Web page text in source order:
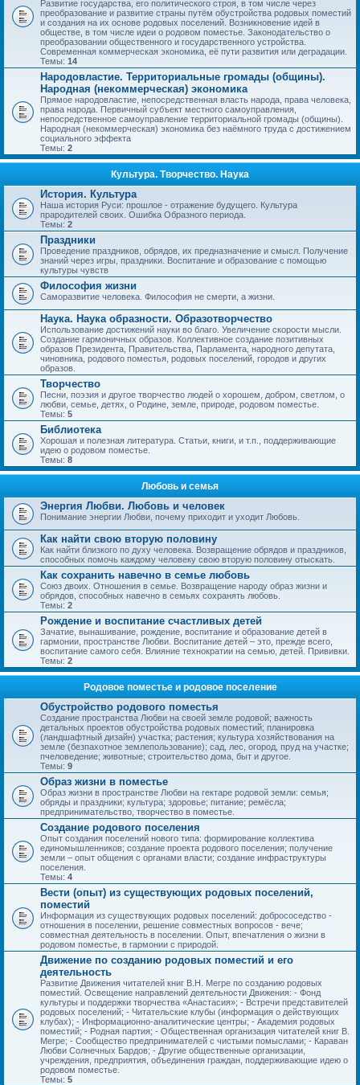
Развитие государства, его политического строя, в том числе через
преобразование и развитие страны путём обустройства родовых поместий
и создания на их основе родовых поселений. Возникновение идей в
обществе, в том числе идеи о родовом поместье. Законодательство о
преобразовании общественного и государственного устройства.
Современная коммерческая экономика, её пути развития или деградации.
Темы: 14
Народовластие. Территориальные громады (общины).
Народная (некоммерческая) экономика
Прямое народовластие, непосредственная власть народа, права человека,
права народа. Первичный субъект местного самоуправления,
непосредственное самоуправление территориальной громады (общины).
Народная (некоммерческая) экономика без наёмного труда с достижением
социального эффекта
Темы: 2
Культура. Творчество. Наука
История. Культура
Наша история Руси: прошлое - отражение будущего. Культура
прародителей своих. Ошибка Образного периода.
Темы: 2
Праздники
Проведение праздников, обрядов, их предназначение и смысл. Получение
знаний через игры, праздники. Воспитание и образование с помощью
культуры чувств
Философия жизни
Саморазвитие человека. Философия не смерти, а жизни.
Наука. Наука образности. Образотворчество
Использование достижений науки во благо. Увеличение скорости мысли.
Создание гармоничных образов. Коллективное создание позитивных
образов Президента, Правительства, Парламента, народного депутата,
чиновника, родового поместья, родовых поселений, городов и других
образов.
Творчество
Песни, поэзия и другое творчество людей о хорошем, добром, светлом, о
любви, семье, детях, о Родине, земле, природе, родовом поместье.
Темы: 5
Библиотека
Хорошая и полезная литература. Статьи, книги, и т.п., поддерживающие
идею о родовом поместье.
Темы: 8
Любовь и семья
Энергия Любви. Любовь и человек
Понимание энергии Любви, почему приходит и уходит Любовь.
Как найти свою вторую половину
Как найти близкого по духу человека. Возвращение обрядов и праздников,
способных помочь каждому человеку свою вторую половину отыскать.
Как сохранить навечно в семье любовь
Союз двоих. Отношения в семье. Возвращение народу образ жизни и
обрядов, способных навечно в семьях сохранять любовь.
Темы: 2
Рождение и воспитание счастливых детей
Зачатие, вынашивание, рождение, воспитание и образование детей в
гармонии, пространстве Любви. Воспитание детей – это, прежде всего,
воспитание самого себя. Влияние технократии на семью, детей. Прививки.
Темы: 2
Родовое поместье и родовое поселение
Обустройство родового поместья
Создание пространства Любви на своей земле родовой; важность
детальных проектов обустройства родовых поместий; планировка
(ландшафтный дизайн) участка; растения; культура хозяйствования на
земле (безпахотное землепользование); сад, лес, огород, пруд на участке;
пчеловедение; животные; строительство дома, быт и другое.
Темы: 9
Образ жизни в поместье
Образ жизни в пространстве Любви на гектаре родовой земли: семья;
обряды и праздники; культура; здоровье; питание; ремёсла;
предпринимательство, творчество в поместье.
Создание родового поселения
Опыт создания поселений нового типа: формирование коллектива
единомышленников; создание проекта родового поселения; получение
земли – опыт общения с органами власти; создание инфраструктуры
поселения.
Темы: 4
Вести (опыт) из существующих родовых поселений,
поместий
Информация из существующих родовых поселений: добрососедство -
отношения в поселении, решение совместных вопросов - вече;
совместная деятельность в поселении. Опыт, впечатления о жизни в
родовом поместье, в гармонии с природой.
Движение по созданию родовых поместий и его
деятельность
Развитие Движения читателей книг В.Н. Мегре по созданию родовых
поместий. Освещение направлений деятельности Движения: - Фонд
культуры и поддержки творчества «Анастасия»; - Встречи представителей
родовых поселений; - Читательские клубы (информация о действующих
клубах); - Информационно-аналитические центры; - Академия родовых
поместий; - Родная партия; - Общественная организация читателей книг В.
Мегре; - Сообщество предпринимателей с чистыми помыслами; - Караван
Любви Солнечных Бардов; - Другие общественные организации,
учреждения, предприятия, объединения граждан, поддерживающие идею о
родовом поместье.
Темы: 5